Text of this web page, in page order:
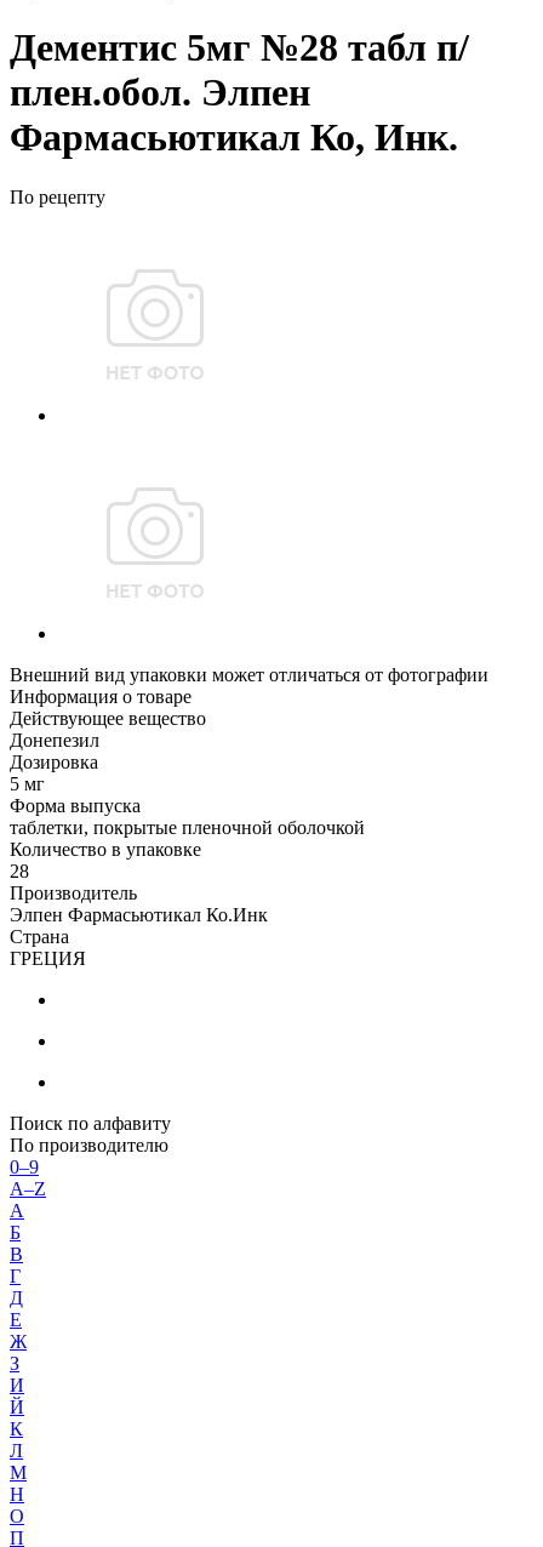
Дементис 5мг №28 табл п/
плен.обол. Элпен
Фармасьютикал Ко, Инк.
По рецепту
Внешний вид упаковки может отличаться от фотографии
Информация о товаре
Действующее вещество
Донепезил
Дозировка
5 мг
Форма выпуска
таблетки, покрытые пленочной оболочкой
Количество в упаковке
28
Производитель
Элпен Фармасьютикал Ко.Инк
Страна
ГРЕЦИЯ
Поиск по алфавиту
По производителю
0–9
A–Z
А
Б
В
Г
Д
Е
Ж
З
И
Й
К
Л
М
Н
О
П